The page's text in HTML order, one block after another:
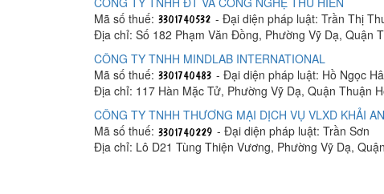
Mã số thuế:
- Đại diện pháp luật: Trần Thị
Địa chỉ: Số 182 Phạm Văn Đồng, Phường Vỹ Dạ, Quận
CÔNG TY TNHH MINDLAB INTERNATIONAL
Mã số thuế:
- Đại diện pháp luật: Hồ Ngọc
Địa chỉ: 117 Hàn Mặc Tử, Phường Vỹ Dạ, Quận Thuận
CÔNG TY TNHH THƯƠNG MẠI DỊCH VỤ VLXD KHẢI AN
Mã số thuế:
- Đại diện pháp luật: Trần Sơn
Địa chỉ: Lô D21 Tùng Thiện Vương, Phường Vỹ Dạ,